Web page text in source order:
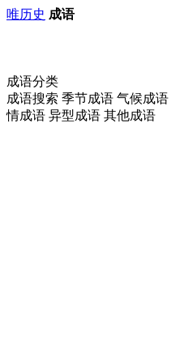
唯历史 成语
成语分类
成语搜索 季节成语 气候成语
情成语 异型成语 其他成语